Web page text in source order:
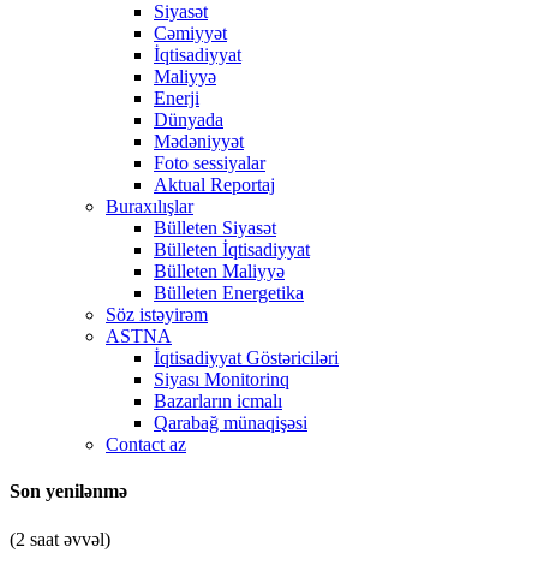
Siyasət
Cəmiyyət
İqtisadiyyat
Maliyyə
Enerji
Dünyada
Mədəniyyət
Foto sessiyalar
Aktual Reportaj
Buraxılışlar
Bülleten Siyasət
Bülleten İqtisadiyyat
Bülleten Maliyyə
Bülleten Energetika
Söz istəyirəm
ASTNA
İqtisadiyyat Göstəriciləri
Siyası Monitorinq
Bazarların icmalı
Qarabağ münaqişəsi
Contact az
Son yenilənmə
(2 saat əvvəl)